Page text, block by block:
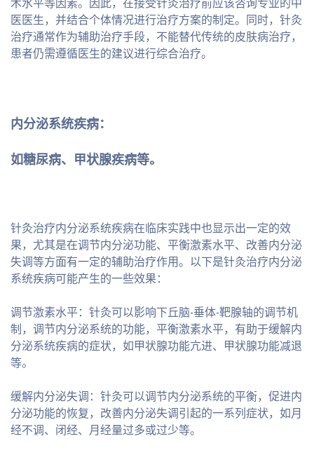
医医生，并结合个体情况进行治疗方案的制定。同时，针灸
治疗通常作为辅助治疗手段，不能替代传统的皮肤病治疗，
患者仍需遵循医生的建议进行综合治疗。
内分泌系统疾病：
如糖尿病、甲状腺疾病等。
针灸治疗内分泌系统疾病在临床实践中也显示出一定的效
果，尤其是在调节内分泌功能、平衡激素水平、改善内分泌
失调等方面有一定的辅助治疗作用。以下是针灸治疗内分泌
系统疾病可能产生的一些效果：
调节激素水平：针灸可以影响下丘脑-垂体-靶腺轴的调节机
制，调节内分泌系统的功能，平衡激素水平，有助于缓解内
分泌系统疾病的症状，如甲状腺功能亢进、甲状腺功能减退
等。
缓解内分泌失调：针灸可以调节内分泌系统的平衡，促进内
分泌功能的恢复，改善内分泌失调引起的一系列症状，如月
经不调、闭经、月经量过多或过少等。